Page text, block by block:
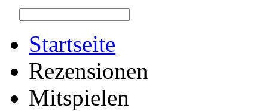
Startseite
Rezensionen
Mitspielen